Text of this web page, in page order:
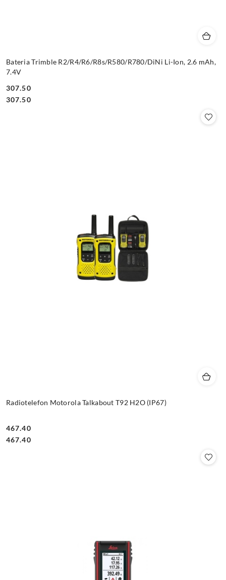
Bateria Trimble R2/R4/R6/R8s/R580/R780/DiNi Li-Ion, 2.6 mAh,
7.4V
Cena:
307.50
Cena:
307.50
Radiotelefon Motorola Talkabout T92 H2O (IP67)
Cena:
467.40
Cena:
467.40